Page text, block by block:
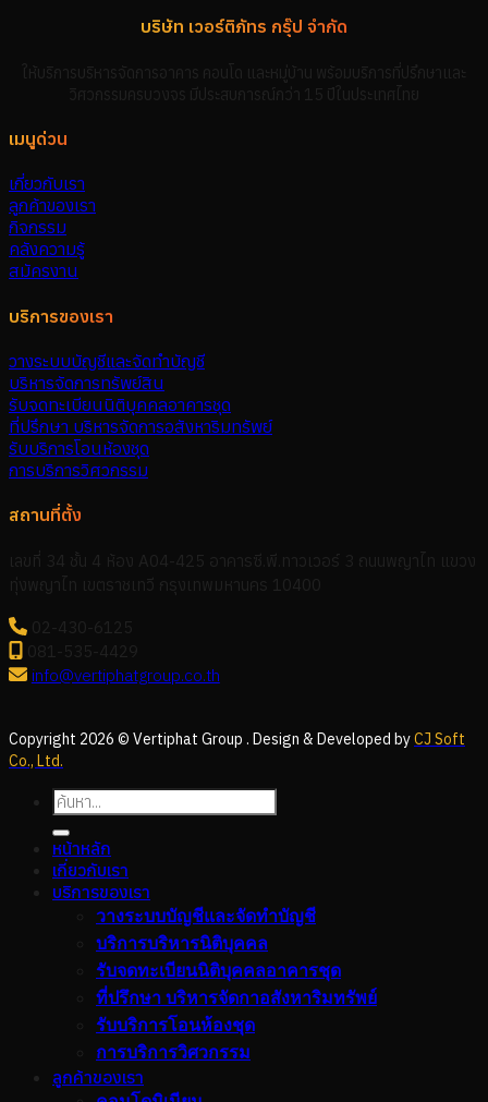
บริษัท เวอร์ติภัทร กรุ๊ป จำกัด
ให้บริการบริหารจัดการอาคาร คอนโด และหมู่บ้าน พร้อมบริการที่ปรึกษาและ
วิศวกรรมครบวงจร มีประสบการณ์กว่า 15 ปีในประเทศไทย
เมนูด่วน
เกี่ยวกับเรา
ลูกค้าของเรา
กิจกรรม
คลังความรู้
สมัครงาน
บริการของเรา
วางระบบบัญชีและจัดทำบัญชี
บริหารจัดการทรัพย์สิน
รับจดทะเบียนนิติบุคคลอาคารชุด
ที่ปรึกษา บริหารจัดการอสังหาริมทรัพย์
รับบริการโอนห้องชุด
การบริการวิศวกรรม
สถานที่ตั้ง
เลขที่ 34 ชั้น 4 ห้อง A04-425 อาคารซี.พี.ทาวเวอร์ 3 ถนนพญาไท แขวง
ทุ่งพญาไท เขตราชเทวี กรุงเทพมหานคร 10400
02-430-6125
081-535-4429
info@vertiphatgroup.co.th
Copyright 2026 © Vertiphat Group . Design & Developed byCJ Soft
Co., Ltd.
หน้าหลัก
เกี่ยวกับเรา
บริการของเรา
วางระบบบัญชีและจัดทำบัญชี
บริการบริหารนิติบุคคล
รับจดทะเบียนนิติบุคคลอาคารชุด
ที่ปรึกษา บริหารจัดกาอสังหาริมทรัพย์
รับบริการโอนห้องชุด
การบริการวิศวกรรม
ลูกค้าของเรา